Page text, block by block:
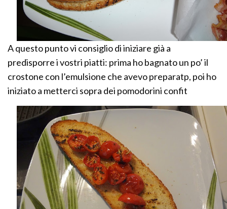
A questo punto vi consiglio di iniziare già a
predisporre i vostri piatti: prima ho bagnato un po’ il
crostone con l’emulsione che avevo preparatp, poi ho
iniziato a metterci sopra dei pomodorini confit